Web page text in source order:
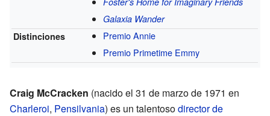
Galaxia Wander
Distinciones
Premio Annie
Premio Primetime Emmy
Craig McCracken (nacido el 31 de marzo de 1971 en
Charleroi, Pensilvania) es un talentosodirector de